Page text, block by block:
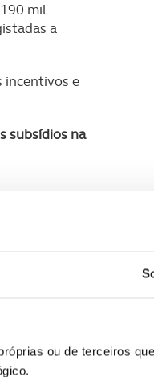
ou de terceiros
mil
a
incentivos e
subsídios na